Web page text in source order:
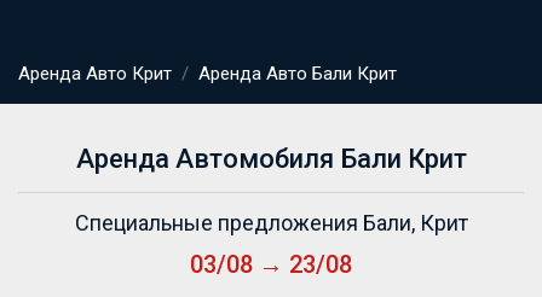
Аренда Авто Крит Аренда Авто Бали Крит
Аренда Автомобиля Бали Крит
Специальные предложения Бали, Крит
03/08 → 23/08